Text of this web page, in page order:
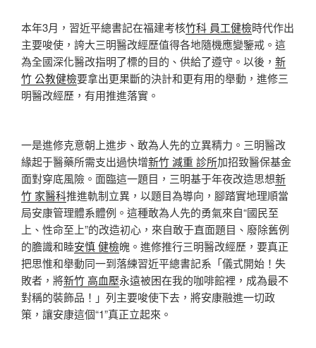
本年3月，習近平總書記在福建考核竹科 員工健檢時代作出
主要唆使，誇大三明醫改經歷值得各地隨機應變鑒戒。這
為全國深化醫改指明了標的目的、供給了遵守。以後， 新
竹 公教健檢要拿出更果斷的決計和更有用的舉動，進修三
明醫改經歷，有用推進落實。
一是進修克意朝上進步、敢為人先的立異精力。三明醫改
緣起于醫藥所需支出過快增新竹 減重 診所加招致醫保基金
面對穿底風險。面臨這一題目，三明基于年夜改造思想新
竹 家醫科推進軌制立異，以題目為導向，腳踏實地理順當
局安康管理體系體例。這種敢為人先的勇氣來自“國民至
上、性命至上”的改造初心，來自敢于直面題目、廢除舊例
的膽識和睦安慎 健檢魄。進修推行三明醫改經歷，要真正
把思惟和舉動同一到落練習近平總書記系「儀式開始！失
敗者，將新竹 高血壓永遠被困在我的咖啡館裡，成為最不
對稱的裝飾品！」列主要唆使下去，將安康融進一切政
策，讓安康這個“1”真正立起來。